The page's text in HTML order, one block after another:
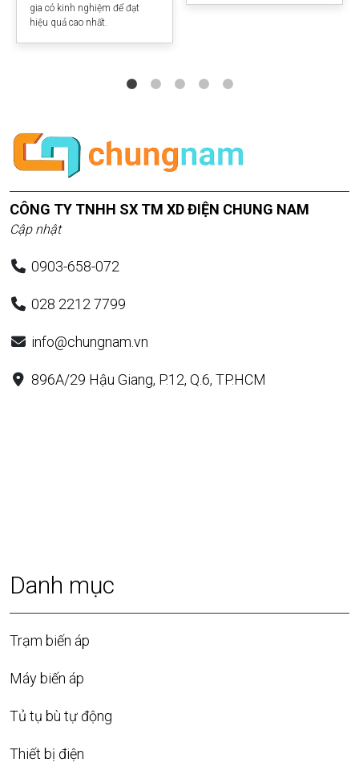
gia có kinh nghiệm để đạt
hiệu quả cao nhất.
CÔNG TY TNHH SX TM XD ĐIỆN CHUNG NAM
Cập nhật
0903-658-072
028 2212 7799
info@chungnam.vn
896A/29 Hậu Giang, P.12, Q.6, TP.HCM
Danh mục
Trạm biến áp
Máy biến áp
Tủ tụ bù tự động
Thiết bị điện